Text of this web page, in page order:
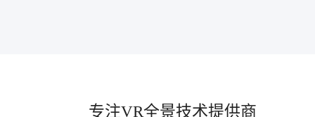
专注VR全景技术提供商